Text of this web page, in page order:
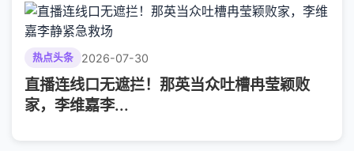
热点头条 2026-07-30
直播连线口无遮拦！那英当众吐槽冉莹颖败
家，李维嘉李...